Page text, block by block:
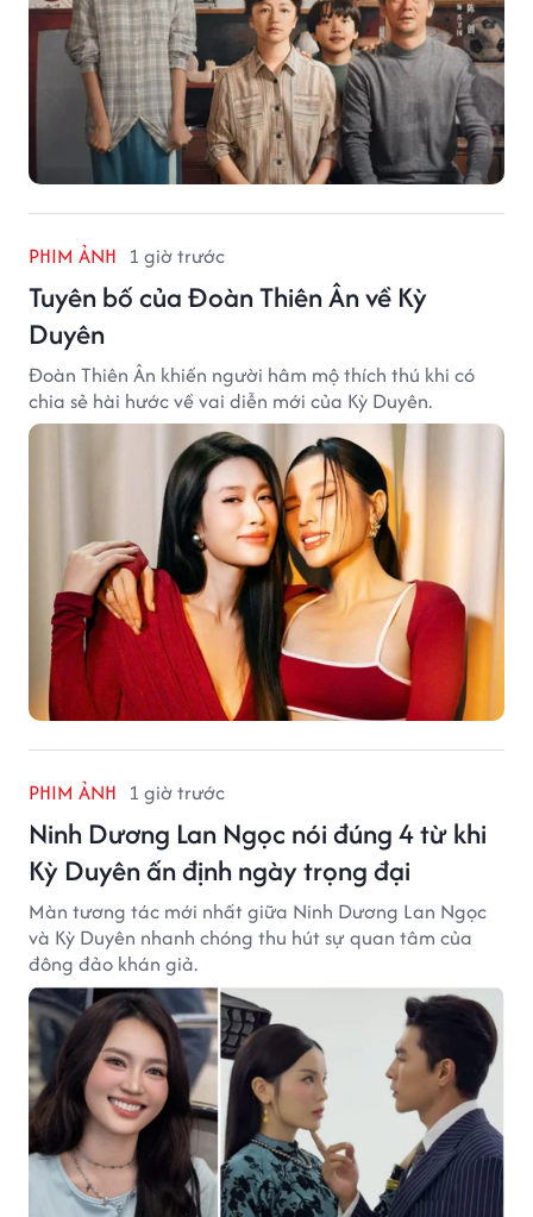
PHIM ẢNH 1 giờ trước
Tuyên bố của Đoàn Thiên Ân về Kỳ
Duyên
Đoàn Thiên Ân khiến người hâm mộ thích thú khi có
chia sẻ hài hước về vai diễn mới của Kỳ Duyên.
PHIM ẢNH 1 giờ trước
Ninh Dương Lan Ngọc nói đúng 4 từ khi
Kỳ Duyên ấn định ngày trọng đại
Màn tương tác mới nhất giữa Ninh Dương Lan Ngọc
và Kỳ Duyên nhanh chóng thu hút sự quan tâm của
đông đảo khán giả.